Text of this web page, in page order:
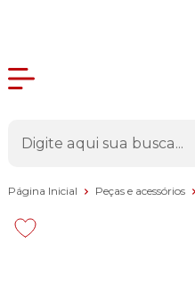
Página Inicial Peças e acessórios